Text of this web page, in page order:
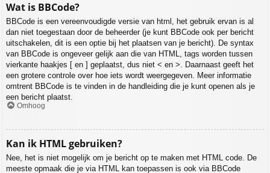
Wat is BBCode?
BBCode is een vereenvoudigde versie van html, het gebruik ervan is al
dan niet toegestaan door de beheerder (je kunt BBCode ook per bericht
uitschakelen, dit is een optie bij het plaatsen van je bericht). De syntax
van BBCode is ongeveer gelijk aan die van HTML, tags worden tussen
vierkante haakjes [ en ] geplaatst, dus niet < en >. Daarnaast geeft het
een grotere controle over hoe iets wordt weergegeven. Meer informatie
omtrent BBCode is te vinden in de handleiding die je kunt openen als je
een bericht plaatst.
Omhoog
Kan ik HTML gebruiken?
Nee, het is niet mogelijk om je bericht op te maken met HTML code. De
meeste opmaak die je via HTML kan toepassen is ook via BBCode